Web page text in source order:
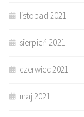
listopad 2021
sierpień 2021
czerwiec 2021
maj 2021